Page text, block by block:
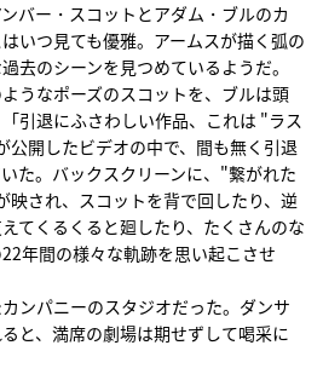
バー・スコットとアダム・ブルのカ
いつ見ても優雅。アームスが描く弧の
去のシーンを見つめているようだ。
うなポーズのスコットを、ブルは頭
引退にふさわしい作品、これは "ラス
公開したビデオの中で、間も無く引退
た。バックスクリーンに、"繋がれた
され、スコットを背で回したり、逆
てくるくると廻したり、たくさんのな
年間の様々な軌跡を思い起こさせ
ンパニーのスタジオだった。ダンサ
と、満席の劇場は期せずして喝采に